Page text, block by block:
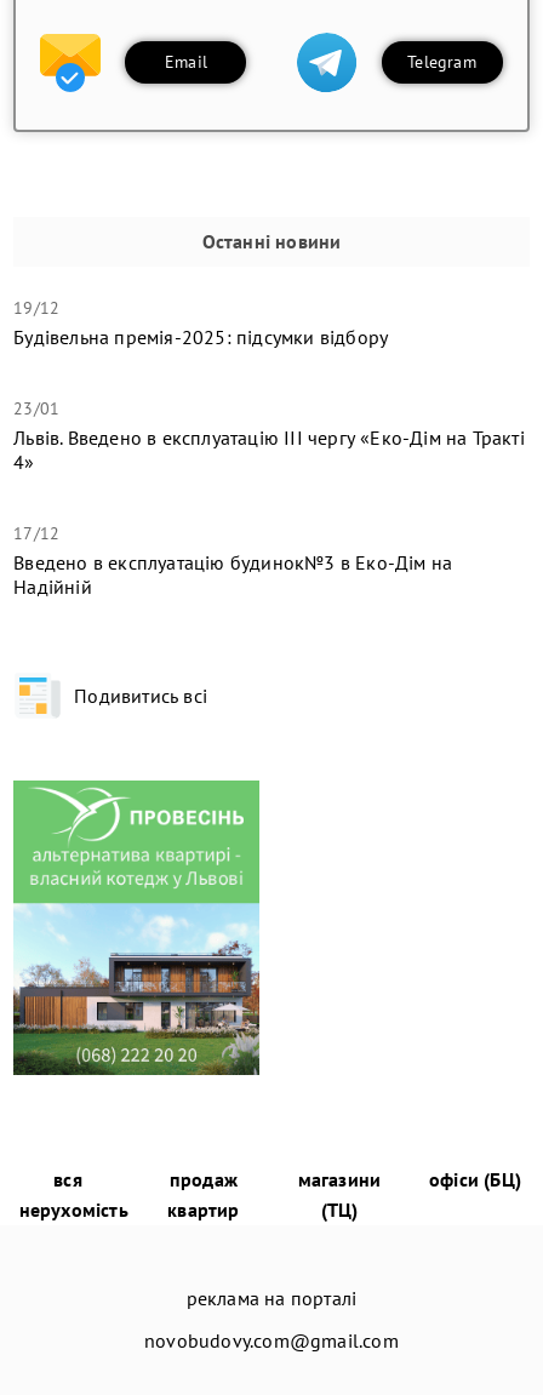
Email Telegram
Останні новини
19/12
Будівельна премія-2025: підсумки відбору
23/01
Львів. Введено в експлуатацію ІІІ чергу «Еко-Дім на Тракті
4»
17/12
​Введено в експлуатацію будинок№3 в Еко-Дім на
Надійній
Подивитись всі
вся
нерухомість
продаж
квартир
магазини
(ТЦ)
офіси (БЦ)
реклама на порталі
novobudovy.com@gmail.com